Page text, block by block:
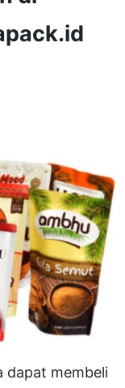
dapat membeli